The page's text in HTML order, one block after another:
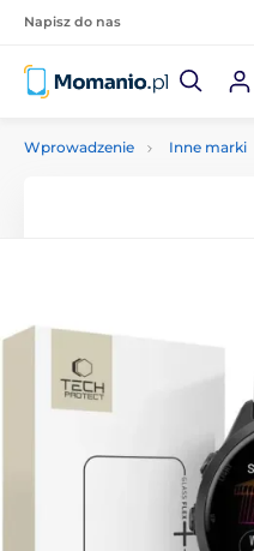
Napisz do nas
Wprowadzenie Inne marki